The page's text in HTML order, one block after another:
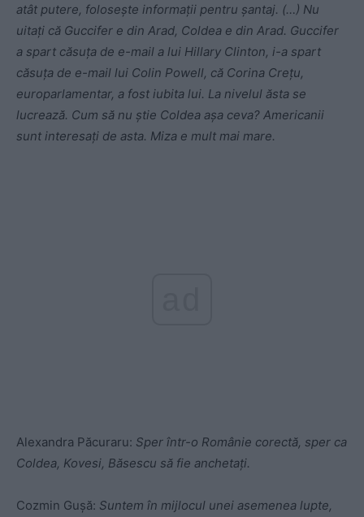
atât putere, folosește informații pentru șantaj. (…) Nu
uitați că Guccifer e din Arad, Coldea e din Arad. Guccifer
a spart căsuța de e-mail a lui Hillary Clinton, i-a spart
căsuța de e-mail lui Colin Powell, că Corina Crețu,
europarlamentar, a fost iubita lui. La nivelul ăsta se
lucrează. Cum să nu știe Coldea așa ceva? Americanii
sunt interesați de asta. Miza e mult mai mare.
Alexandra Păcuraru: Sper într-o Românie corectă, sper ca
Coldea, Kovesi, Băsescu să fie anchetați.
Cozmin Gușă: Suntem în mijlocul unei asemenea lupte,